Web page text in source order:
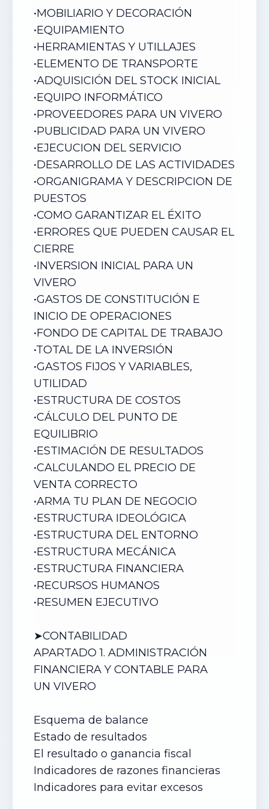
•MOBILIARIO Y DECORACIÓN
•EQUIPAMIENTO
•HERRAMIENTAS Y UTILLAJES
•ELEMENTO DE TRANSPORTE
•ADQUISICIÓN DEL STOCK INICIAL
•EQUIPO INFORMÁTICO
•PROVEEDORES PARA UN VIVERO
•PUBLICIDAD PARA UN VIVERO
•EJECUCION DEL SERVICIO
•DESARROLLO DE LAS ACTIVIDADES
•ORGANIGRAMA Y DESCRIPCION DE
PUESTOS
•COMO GARANTIZAR EL ÉXITO
•ERRORES QUE PUEDEN CAUSAR EL
CIERRE
•INVERSION INICIAL PARA UN
VIVERO
•GASTOS DE CONSTITUCIÓN E
INICIO DE OPERACIONES
•FONDO DE CAPITAL DE TRABAJO
•TOTAL DE LA INVERSIÓN
•GASTOS FIJOS Y VARIABLES,
UTILIDAD
•ESTRUCTURA DE COSTOS
•CÁLCULO DEL PUNTO DE
EQUILIBRIO
•ESTIMACIÓN DE RESULTADOS
•CALCULANDO EL PRECIO DE
VENTA CORRECTO
•ARMA TU PLAN DE NEGOCIO
•ESTRUCTURA IDEOLÓGICA
•ESTRUCTURA DEL ENTORNO
•ESTRUCTURA MECÁNICA
•ESTRUCTURA FINANCIERA
•RECURSOS HUMANOS
•RESUMEN EJECUTIVO
➤CONTABILIDAD
APARTADO 1. ADMINISTRACIÓN
FINANCIERA Y CONTABLE PARA
UN VIVERO
Esquema de balance
Estado de resultados
El resultado o ganancia fiscal
Indicadores de razones financieras
Indicadores para evitar excesos